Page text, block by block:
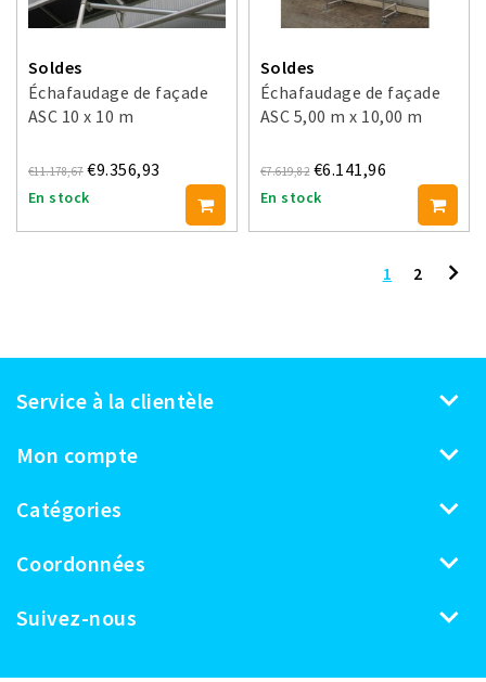
Soldes
Échafaudage de façade
ASC 10 x 10 m
€11.178,67 €9.356,93
En stock
Soldes
Échafaudage de façade
ASC 5,00 m x 10,00 m
€7.619,82 €6.141,96
En stock
1 2
Service à la clientèle
Mon compte
Catégories
Coordonnées
Suivez-nous